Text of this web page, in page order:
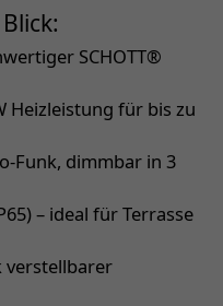
SCHOTT®
Heizleistung für bis zu
Funk, dimmbar in 3
– ideal für Terrasse
verstellbarer